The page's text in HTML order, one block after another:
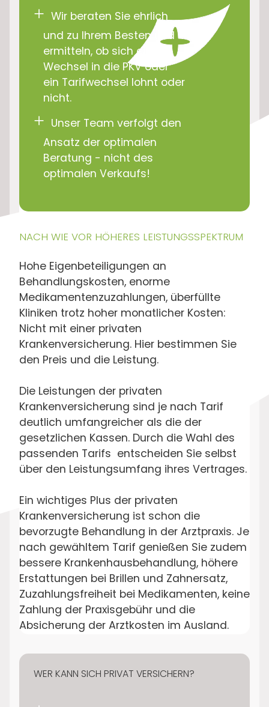
Wir beraten Sie ehrlich
und zu Ihrem Besten und
ermitteln, ob sich ein
Wechsel in die PKV oder
ein Tarifwechsel lohnt oder
nicht.
Unser Team verfolgt den
Ansatz der optimalen
Beratung - nicht des
optimalen Verkaufs!
NACH WIE VOR HÖHERES LEISTUNGSSPEKTRUM
Hohe Eigenbeteiligungen an
Behandlungskosten, enorme
Medikamentenzuzahlungen, überfüllte
Kliniken trotz hoher monatlicher Kosten:
Nicht mit einer privaten
Krankenversicherung. Hier bestimmen Sie
den Preis und die Leistung.
Die Leistungen der privaten
Krankenversicherung sind je nach Tarif
deutlich umfangreicher als die der
gesetzlichen Kassen. Durch die Wahl des
passenden Tarifs entscheiden Sie selbst
über den Leistungsumfang ihres Vertrages.
Ein wichtiges Plus der privaten
Krankenversicherung ist schon die
bevorzugte Behandlung in der Arztpraxis. Je
nach gewähltem Tarif genießen Sie zudem
bessere Krankenhausbehandlung, höhere
Erstattungen bei Brillen und Zahnersatz,
Zuzahlungsfreiheit bei Medikamenten, keine
Zahlung der Praxisgebühr und die
Absicherung der Arztkosten im Ausland.
WER KANN SICH PRIVAT VERSICHERN?